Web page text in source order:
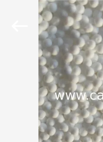
RUMAH
PRODUK